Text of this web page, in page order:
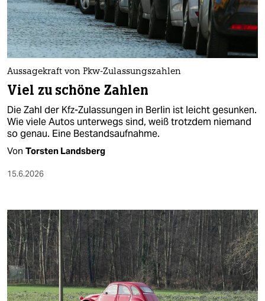
nord
wahrheit
verlag
verlag
veranstaltungen
shop
fragen & hilfe
abo
genossenschaft
epaper login
Aussagekraft von Pkw-Zulassungszahlen
Viel zu schöne Zahlen
Die Zahl der Kfz-Zulassungen in Berlin ist leicht gesunken.
Wie viele Autos unterwegs sind, weiß trotzdem niemand
so genau. Eine Bestandsaufnahme.
Von Torsten Landsberg
15.6.2026